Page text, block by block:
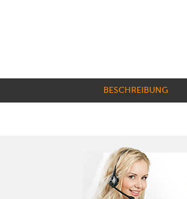
BESCHREIBUNG